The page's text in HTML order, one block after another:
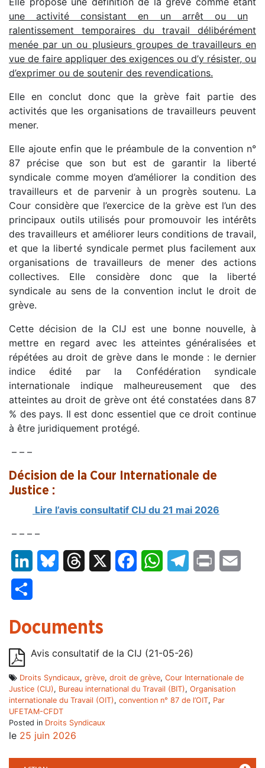
une activité consistant en un arrêt ou un
ralentissement temporaires du travail délibérément
menée par un ou plusieurs groupes de travailleurs en
vue de faire appliquer des exigences ou d’y résister, ou
d’exprimer ou de soutenir des revendications.
Elle en conclut donc que la grève fait partie des
activités que les organisations de travailleurs peuvent
mener.
Elle ajoute enfin que le préambule de la convention n°
87 précise que son but est de garantir la liberté
syndicale comme moyen d’améliorer la condition des
travailleurs et de parvenir à un progrès soutenu. La
Cour considère que l’exercice de la grève est l’un des
principaux outils utilisés pour promouvoir les intérêts
des travailleurs et améliorer leurs conditions de travail,
et que la liberté syndicale permet plus facilement aux
organisations de travailleurs de mener des actions
collectives. Elle considère donc que la liberté
syndicale au sens de la convention inclut le droit de
grève.
Cette décision de la CIJ est une bonne nouvelle, à
mettre en regard avec les atteintes généralisées et
répétées au droit de grève dans le monde : le dernier
indice édité par la Confédération syndicale
internationale indique malheureusement que des
atteintes au droit de grève ont été constatées dans 87
% des pays. Il est donc essentiel que ce droit continue
à être juridiquement protégé.
– – –
Décision de la Cour Internationale de
Justice :
Lire l’avis consultatif CIJ du 21 mai 2026
– – – –
LinkedInBluesky Threads FacebookWhatsAppTelegram
Print
Documents
Avis consultatif de la CIJ (21-05-26)
Droits Syndicaux, grève, droit de grève, Cour Internationale de
Justice (CIJ), Bureau international du Travail (BIT), Organisation
internationale du Travail (OIT), convention n° 87 de l’OIT, Par
UFETAM-CFDT
Posted in Droits Syndicaux
le 25 juin 2026